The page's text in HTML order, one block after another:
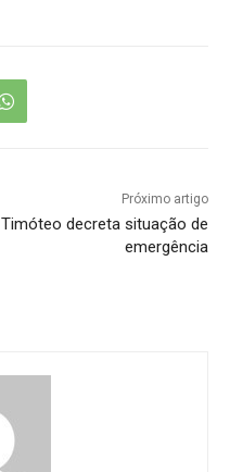
Próximo artigo
Timóteo decreta situação de
emergência